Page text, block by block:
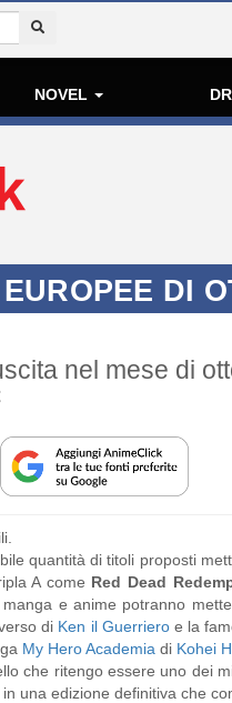
NOVEL
DI
nel mese di
quantità di titoli proposti
A come Red Dead
e anime potranno
di Ken il Guerrieroe la
My Hero Academia di Kohei
che ritengo essere uno dei
una edizione definitiva che